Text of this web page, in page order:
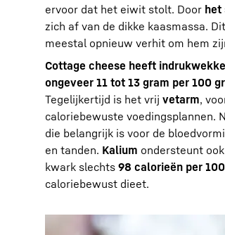
ervoor dat het eiwit stolt. Door het
zich af van de dikke kaasmassa.
meestal opnieuw verhit om hem
Cottage cheese heeft
ongeveer 11 tot 13 gram per 100
Tegelijkertijd is het vrij vetarm,
caloriebewuste voedingsplannen.
die belangrijk is voor de
en tanden. Kalium ondersteunt
kwark slechts 98 calorieën per
caloriebewust dieet.